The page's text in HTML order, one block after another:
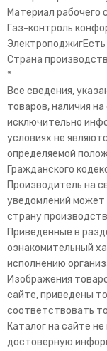
Материал рабочего
Газ-контроль
ЭлектроподжигЕсть
Страна
*
Все сведения,
товаров, наличия
исключительно
условиях не
определяемой
Гражданского
Производитель на
уведомлений может
страну
Приведенные в
ознакомительный
исполнению
Изображения
сайте, приведены
соответствовать
Каталог на сайте
достоверную